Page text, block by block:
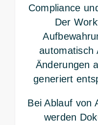
Compliance
Der
automatisch
Änderungen
generiert
Bei Ablauf von
werden